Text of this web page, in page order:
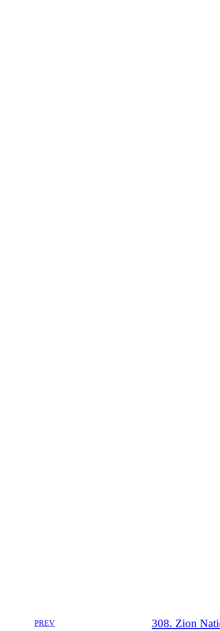
PREV 308. Zion